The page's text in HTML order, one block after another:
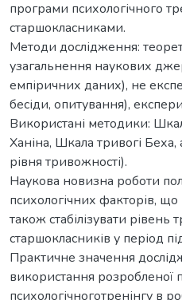
програми психологічного
старшокласниками.
Методи дослідження:
узагальнення наукових
емпіричних даних), не
бесіди, опитування),
Використані методики:
Ханіна, Шкала тривогі
рівня тривожності).
Наукова новизна роботи
психологічних факторів,
також стабілізувати рівень
старшокласників у період
Практичне значення
використання розробленої
психологічноготренінгу в